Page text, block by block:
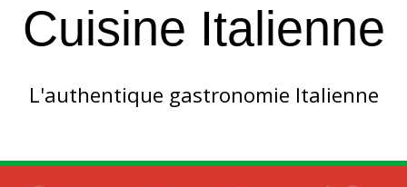
Cuisine Italienne
L'authentique gastronomie Italienne